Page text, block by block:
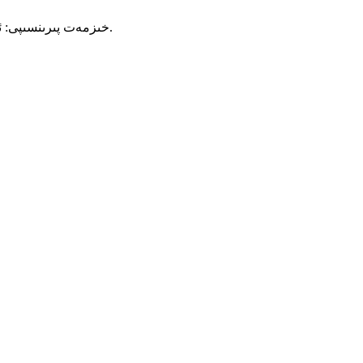
3. خىزمەت پىرىنسىپى: ئەگرى سىزىقلىق پېرىستالىت، بۇ مېخانىزم تومۇرغا ئوكۇل قىلىش نەيچىسىنى قىزىتىپ، ئوكۇل قىلىشنىڭ توغرىلىقىنى ئاشۇرىدۇ.